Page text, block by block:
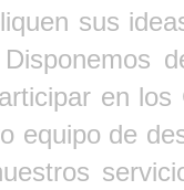
sus
en
equipo de